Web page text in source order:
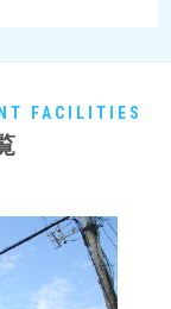
FACILITIES